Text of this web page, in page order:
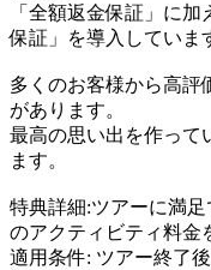
「全額返金保証」に
保証」を導入していま
多くのお客様から高評
があります。
最高の思い出を作って
ます。
特典詳細:ツアーに満
のアクティビティ料金
適用条件: ツアー終了